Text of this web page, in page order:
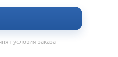
условия заказа